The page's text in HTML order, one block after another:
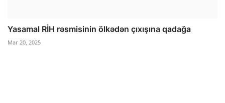
Yasamal RİH rəsmisinin ölkədən çıxışına qadağa
Mar 20, 2025